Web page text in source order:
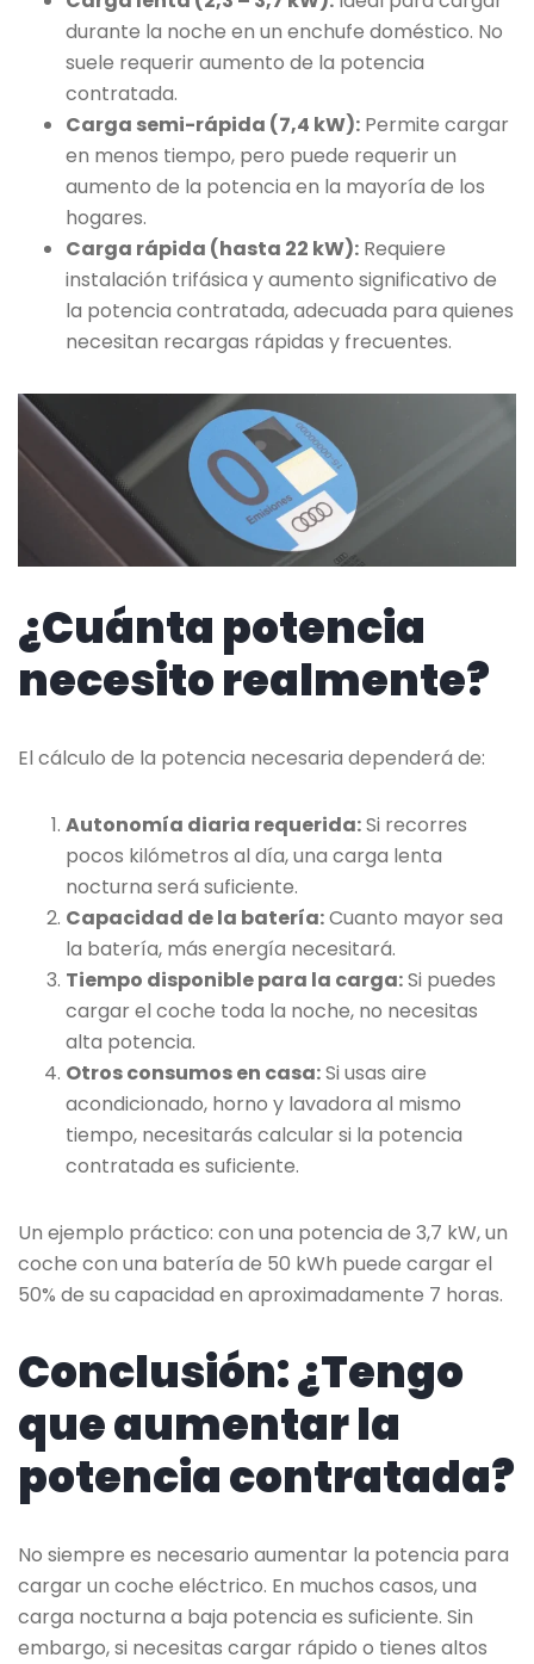
durante la noche en un enchufe doméstico. No
suele requerir aumento de la potencia
contratada.
Carga semi-rápida (7,4 kW): Permite cargar
en menos tiempo, pero puede requerir un
aumento de la potencia en la mayoría de los
hogares.
Carga rápida (hasta 22 kW): Requiere
instalación trifásica y aumento significativo de
la potencia contratada, adecuada para quienes
necesitan recargas rápidas y frecuentes.
¿Cuánta potencia
necesito realmente?
El cálculo de la potencia necesaria dependerá de:
Autonomía diaria requerida:Si recorres
pocos kilómetros al día, una carga lenta
nocturna será suficiente.
Capacidad de la batería:Cuanto mayor sea
la batería, más energía necesitará.
Tiempo disponible para la carga:Si puedes
cargar el coche toda la noche, no necesitas
alta potencia.
Otros consumos en casa:Si usas aire
acondicionado, horno y lavadora al mismo
tiempo, necesitarás calcular si la potencia
contratada es suficiente.
Un ejemplo práctico: con una potencia de 3,7 kW, un
coche con una batería de 50 kWh puede cargar el
50% de su capacidad en aproximadamente 7 horas.
Conclusión: ¿Tengo
que aumentar la
potencia contratada?
No siempre es necesario aumentar la potencia para
cargar un coche eléctrico. En muchos casos, una
carga nocturna a baja potencia es suficiente. Sin
embargo, si necesitas cargar rápido o tienes altos